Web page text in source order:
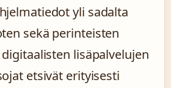
yli sadalta
sekä perinteisten
lisäpalvelujen
etsivät erityisesti